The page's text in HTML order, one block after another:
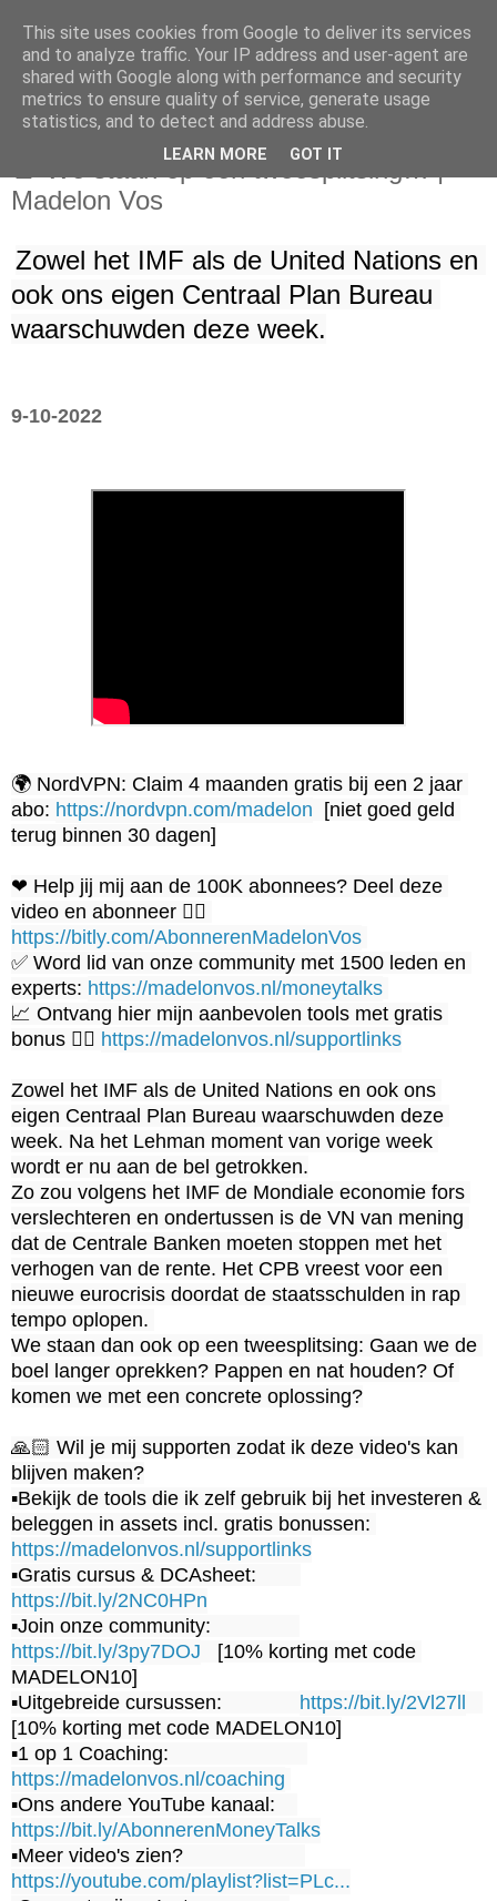
maandag 10 oktober 2022
🚨 We staan op een tweesplitsing… |
Madelon Vos
Zowel het IMF als de United Nations en
ook ons eigen Centraal Plan Bureau
waarschuwden deze week.
9-10-2022
🌍 NordVPN: Claim 4 maanden gratis bij een 2 jaar
abo: https://nordvpn.com/madelon
  [niet goed geld
terug binnen 30 dagen]
❤ Help jij mij aan de 100K abonnees? Deel deze
video en abonneer 👉🏼
https://bitly.com/AbonnerenMadelonVos
✅ Word lid van onze community met 1500 leden en
experts: https://madelonvos.nl/moneytalks
📈 Ontvang hier mijn aanbevolen tools met gratis
bonus 👉🏼 https://madelonvos.nl/supportlinks
Zowel het IMF als de United Nations en ook ons
eigen Centraal Plan Bureau waarschuwden deze
week. Na het Lehman moment van vorige week
wordt er nu aan de bel getrokken.
Zo zou volgens het IMF de Mondiale economie fors
verslechteren en ondertussen is de VN van mening
dat de Centrale Banken moeten stoppen met het
verhogen van de rente. Het CPB vreest voor een
nieuwe eurocrisis doordat de staatsschulden in rap
tempo oplopen.
We staan dan ook op een tweesplitsing: Gaan we de
boel langer oprekken? Pappen en nat houden? Of
komen we met een concrete oplossing?
🙏🏻 Wil je mij supporten zodat ik deze video's kan
blijven maken?
▪️Bekijk de tools die ik zelf gebruik bij het investeren &
beleggen in assets incl. gratis bonussen:
https://madelonvos.nl/supportlinks
▪️Gratis cursus & DCAsheet:
https://bit.ly/2NC0HPn
▪️Join onze community:
https://bit.ly/3py7DOJ
   [10% korting met code
MADELON10]
▪️Uitgebreide cursussen: https://bit.ly/2Vl27ll
[10% korting met code MADELON10]
▪️1 op 1 Coaching:
https://madelonvos.nl/coaching
▪️Ons andere YouTube kanaal:
https://bit.ly/AbonnerenMoneyTalks
▪️Meer video's zien?
https://youtube.com/playlist?list=PLc...
This site uses cookies from Google to deliver its services
and to analyze traffic. Your IP address and user-agent are
shared with Google along with performance and security
metrics to ensure quality of service, generate usage
statistics, and to detect and address abuse.
LEARN MORE GOT IT